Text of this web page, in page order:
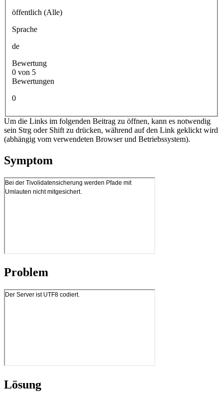
öffentlich (Alle)
Sprache
de
Bewertung
0 von 5
Bewertungen
0
Um die Links im folgenden Beitrag zu öffnen, kann es notwendig
sein Strg oder Shift zu drücken, während auf den Link geklickt wird
(abhängig vom verwendeten Browser und Betriebssystem).
Symptom
Problem
Lösung